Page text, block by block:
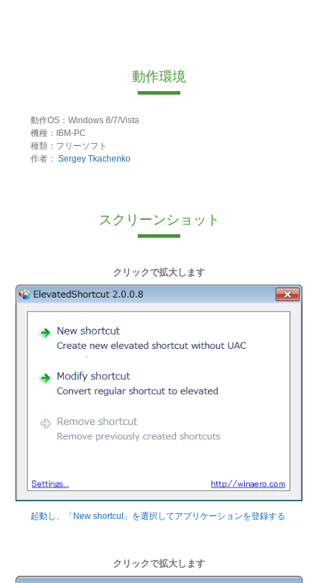
動作環境
動作OS：Windows 8/7/Vista
機種：IBM-PC
種類：フリーソフト
作者： Sergey Tkachenko
スクリーンショット
クリックで拡大します
起動し、「New shortcut」を選択してアプリケーションを登録する
クリックで拡大します